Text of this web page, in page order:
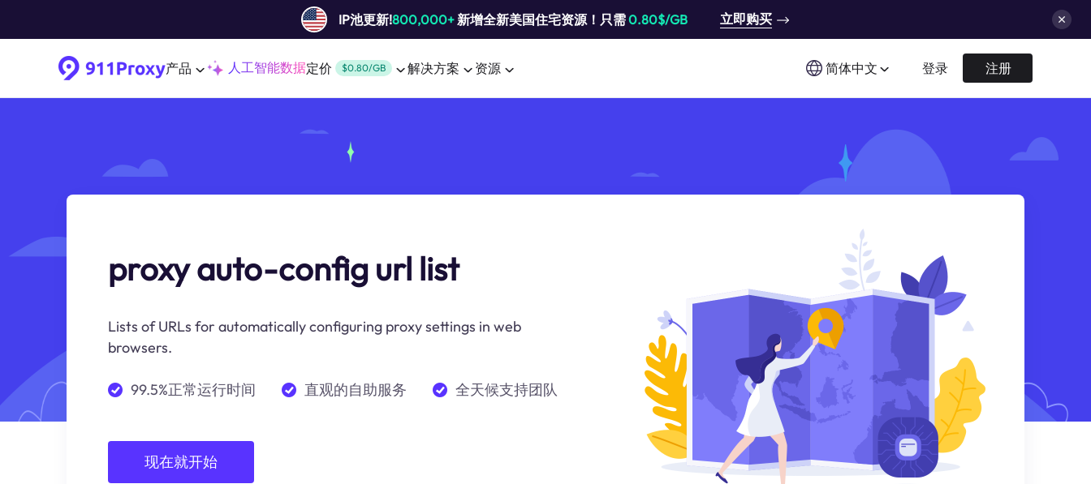
IP池更新!800,000+新增全新美国住宅资源！只需0.80$/GB 立即购买
产品 人工智能数据定价 $0.80/GB 解决方案 资源 简体中文 登录 注册
proxy auto-config url list
Lists of URLs for automatically configuring proxy settings in web
browsers.
99.5%正常运行时间 直观的自助服务 全天候支持团队
现在就开始